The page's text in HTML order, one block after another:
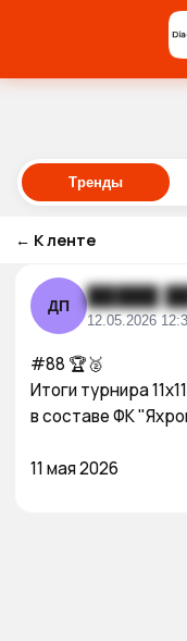
Тренды
← К ленте
ДП █████
12.05.2026
#88 🏆🥈
Итоги турнира
в составе ФК
11 мая 2026